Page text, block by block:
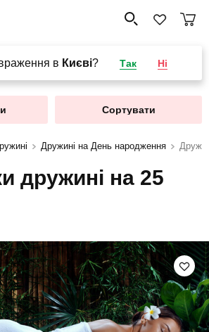
в Києві? Так Ні
Сортувати
Дружині на День народження
дружині на 25